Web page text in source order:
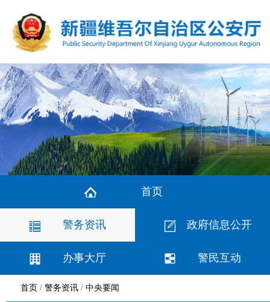
首页
警务资讯 政府信息公开
办事大厅 警民互动
首页 / 警务资讯 / 中央要闻